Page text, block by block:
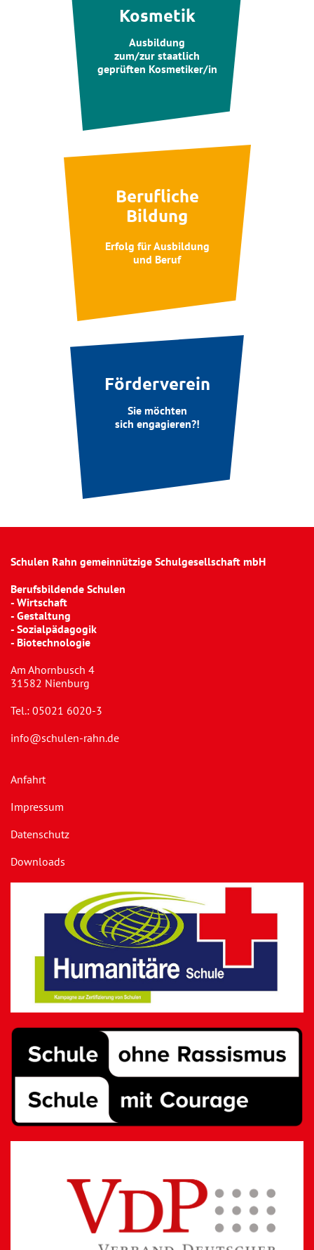
Kosmetik
Ausbildung
zum/zur staatlich
geprüften Kosmetiker/in
Berufliche
Bildung
Erfolg für Ausbildung
und Beruf
Förderverein
Sie möchten
sich engagieren?!
Schulen Rahn gemeinnützige Schulgesellschaft mbH
Berufsbildende Schulen
- Wirtschaft
- Gestaltung
- Sozialpädagogik
- Biotechnologie
Am Ahornbusch 4
31582 Nienburg
Tel.: 05021 6020-3
info@schulen-rahn.de
Anfahrt
Impressum
Datenschutz
Downloads